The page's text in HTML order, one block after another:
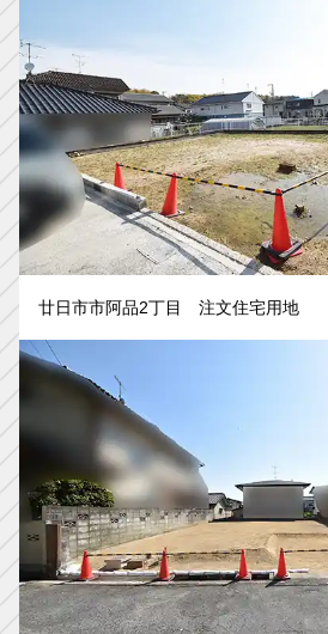
廿日市市阿品2丁目 注文住宅用地